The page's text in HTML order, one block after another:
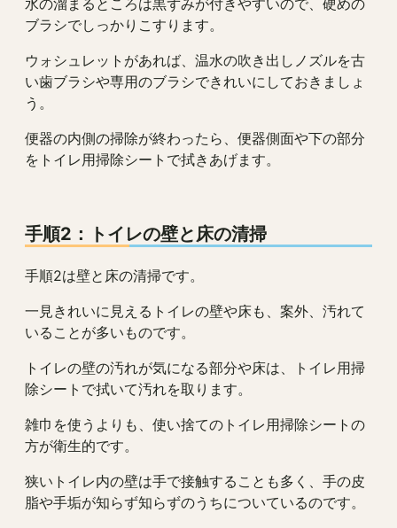
水の溜まるところは黒ずみが付きやすいので、硬めの
ブラシでしっかりこすります。
ウォシュレットがあれば、温水の吹き出しノズルを古
い歯ブラシや専用のブラシできれいにしておきましょ
う。
便器の内側の掃除が終わったら、便器側面や下の部分
をトイレ用掃除シートで拭きあげます。
手順2：トイレの壁と床の清掃
手順2は壁と床の清掃です。
一見きれいに見えるトイレの壁や床も、案外、汚れて
いることが多いものです。
トイレの壁の汚れが気になる部分や床は、トイレ用掃
除シートで拭いて汚れを取ります。
雑巾を使うよりも、使い捨てのトイレ用掃除シートの
方が衛生的です。
狭いトイレ内の壁は手で接触することも多く、手の皮
脂や手垢が知らず知らずのうちについているのです。